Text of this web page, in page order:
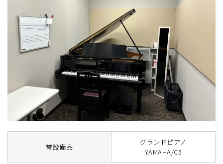
常設備品
グランドピアノ
YAMAHA/C3